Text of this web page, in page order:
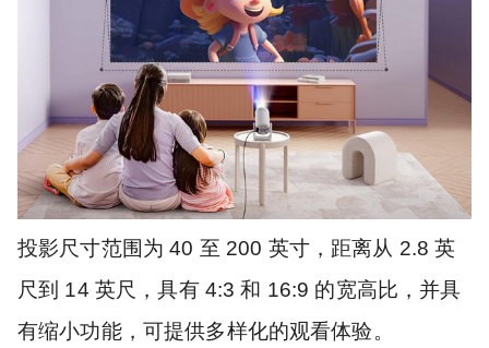
投影尺寸范围为 40 至 200 英寸，距离从 2.8 英
尺到 14 英尺，具有 4:3 和 16:9 的宽高比，并具
有缩小功能，可提供多样化的观看体验。